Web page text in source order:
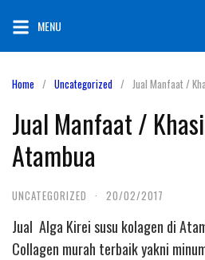
content
MENU
Home Uncategorized Jual Manfaat /
Jual Manfaat /
Atambua
UNCATEGORIZED · 20/02/2017
Jual Alga Kirei susu kolagen di
Collagen murah terbaik yakni